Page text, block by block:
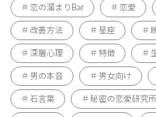
恋の溜まりBar 恋愛
改善方法 星座
深層心理 特徴
男の本音 男女向け
石言葉 秘密の恋愛研究所